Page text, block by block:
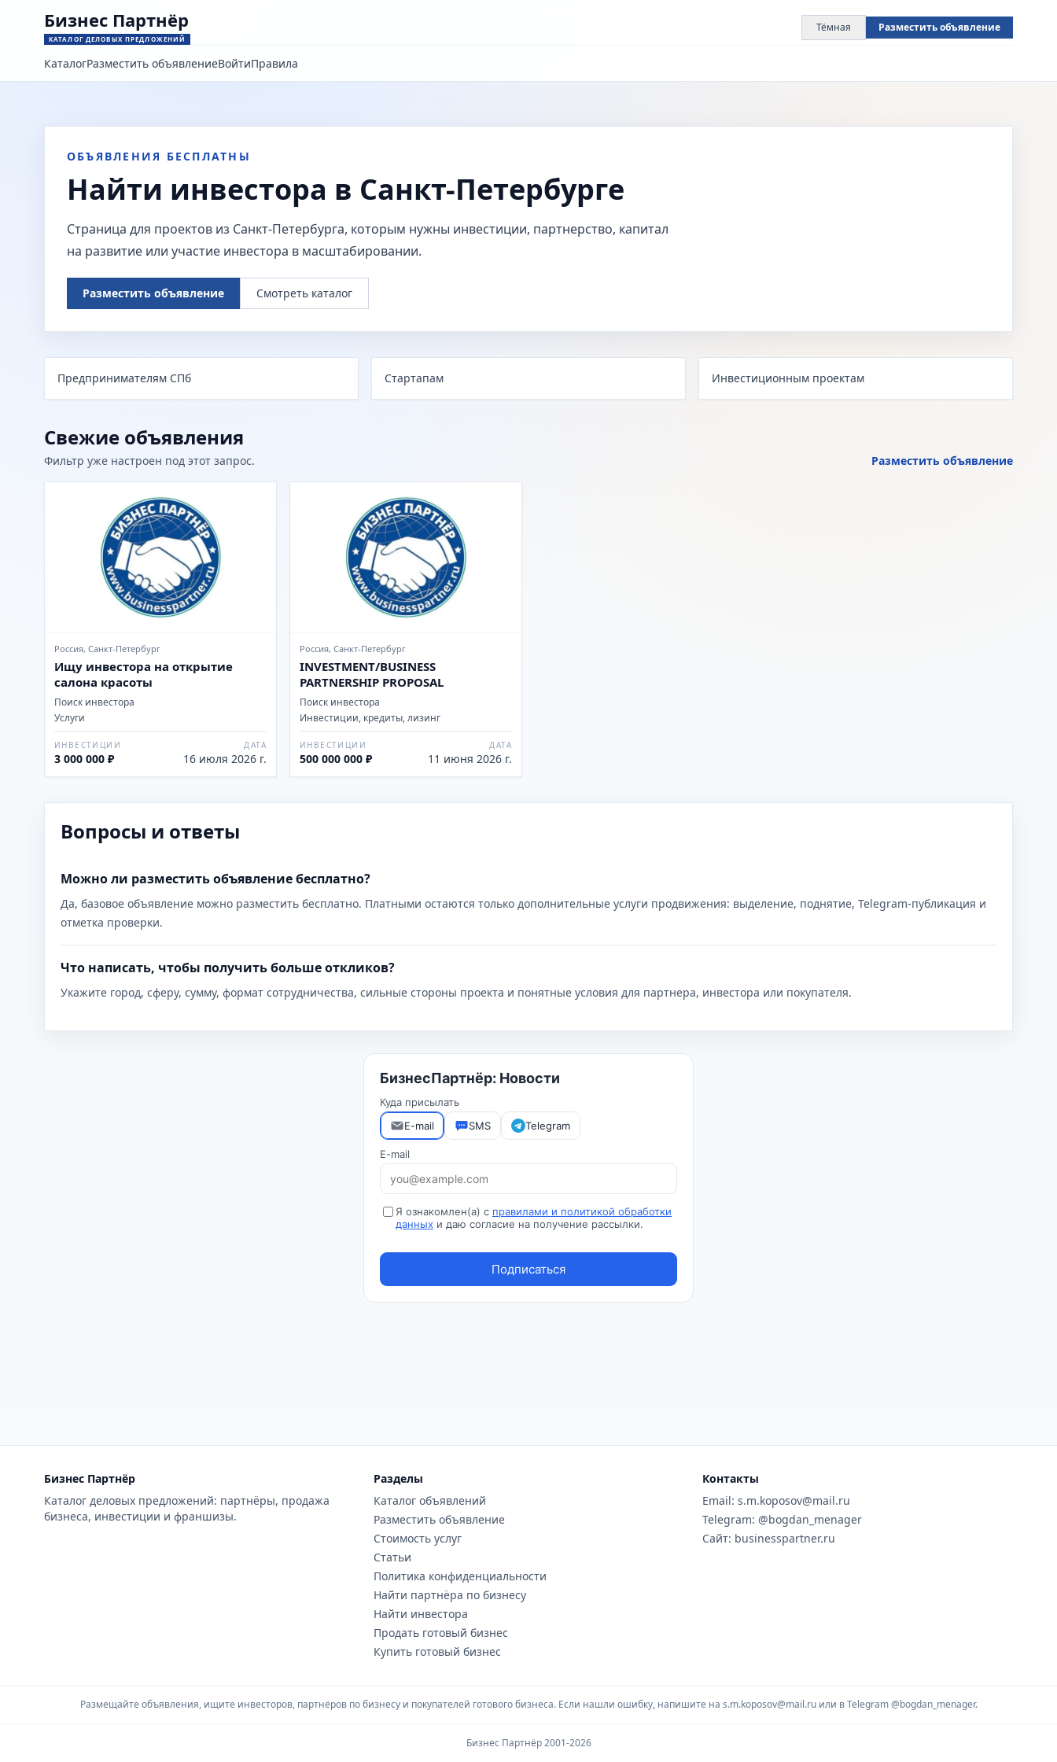
Бизнес Партнёр
КАТАЛОГ ДЕЛОВЫХ ПРЕДЛОЖЕНИЙ
Тёмная Разместить объявление
КаталогРазместить объявлениеВойтиПравила
ОБЪЯВЛЕНИЯ БЕСПЛАТНЫ
Найти инвестора в Санкт-Петербурге
Страница для проектов из Санкт-Петербурга, которым нужны инвестиции, партнерство, капитал
на развитие или участие инвестора в масштабировании.
Разместить объявление Смотреть каталог
Предпринимателям СПб Стартапам Инвестиционным проектам
Свежие объявления
Фильтр уже настроен под этот запрос. Разместить объявление
Россия, Санкт-Петербург
Ищу инвестора на открытие
салона красоты
Поиск инвестора
Услуги
ИНВЕСТИЦИИ
3 000 000 ₽
ДАТА
16 июля 2026 г.
Россия, Санкт-Петербург
INVESTMENT/BUSINESS
PARTNERSHIP PROPOSAL
Поиск инвестора
Инвестиции, кредиты, лизинг
ИНВЕСТИЦИИ
500 000 000 ₽
ДАТА
11 июня 2026 г.
Вопросы и ответы
Можно ли разместить объявление бесплатно?
Да, базовое объявление можно разместить бесплатно. Платными остаются только дополнительные услуги продвижения: выделение, поднятие, Telegram-публикация и
отметка проверки.
Что написать, чтобы получить больше откликов?
Укажите город, сферу, сумму, формат сотрудничества, сильные стороны проекта и понятные условия для партнера, инвестора или покупателя.
Бизнес Партнёр
Каталог деловых предложений: партнёры, продажа
бизнеса, инвестиции и франшизы.
Разделы
Каталог объявлений
Разместить объявление
Стоимость услуг
Статьи
Политика конфиденциальности
Найти партнёра по бизнесу
Найти инвестора
Продать готовый бизнес
Купить готовый бизнес
Контакты
Email: s.m.koposov@mail.ru
Telegram: @bogdan_menager
Сайт: businesspartner.ru
Размещайте объявления, ищите инвесторов, партнёров по бизнесу и покупателей готового бизнеса. Если нашли ошибку, напишите на s.m.koposov@mail.ru или в Telegram @bogdan_menager.
Бизнес Партнёр 2001-2026